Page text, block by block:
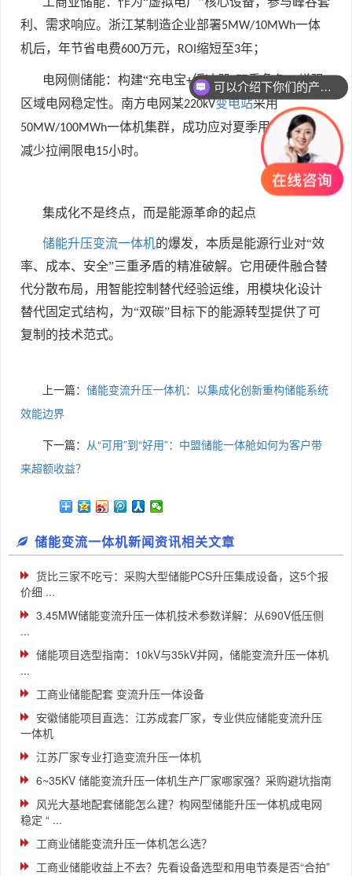
利、需求响应。浙江某制造企业部署5MW/10MWh一体
机后，年节省电费600万元， ROI缩短至3年；
电网侧储能：构建“充电宝+缓冲器”双重角色，增强
区域电网稳定性。南方电网某220kV变电站采用
50MW/100MWh一体机集群，成功应对夏季用电高峰，
减少拉闸限电15小时。
集成化不是终点，而是能源革命的起点
储能升压变流一体机的爆发，本质是能源行业对“效
率、成本、安全”三重矛盾的精准破解。它用硬件融合替
代分散布局，用智能控制替代经验运维，用模块化设计
替代固定式结构，为“双碳”目标下的能源转型提供了可
复制的技术范式。
上一篇： 储能变流升压一体机：以集成化创新重构储能系统
效能边界
下一篇： 从“可用”到“好用”：中盟储能一体舱如何为客户带
来超额收益？
储能变流一体机新闻资讯相关文章
货比三家不吃亏：采购大型储能PCS升压集成设备，这5个报
价细 ...
3.45MW储能变流升压一体机技术参数详解：从690V低压侧
...
储能项目选型指南：10kV与35kV并网，储能变流升压一体机
...
工商业储能配套 变流升压一体设备
安徽储能项目直选：江苏成套厂家，专业供应储能变流升压
一体机
江苏厂家专业打造变流升压一体机
6~35KV 储能变流升压一体机生产厂家哪家强？采购避坑指南
风光大基地配套储能怎么建？构网型储能升压一体机成电网
稳定 “ ...
工商业储能变流升压一体机怎么选？
工商业储能收益上不去？先看设备选型和用电节奏是否“合拍”
你们是怎么收费的呢